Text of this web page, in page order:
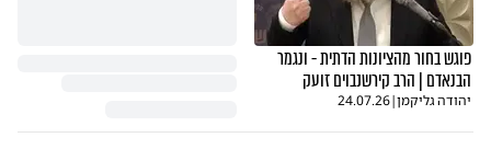
פוגש בחור מהציונות הדתית - ונגמר
הבנאדם | הרב קירשנבוים זועק
יהודה גליקמן|
24.07.26